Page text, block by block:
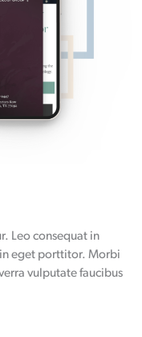
Leo consequat in
eget porttitor. Morbi
vulputate faucibus